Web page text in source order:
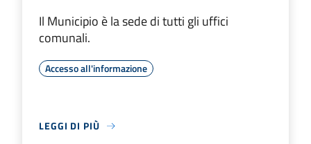
Il Municipio è la sede di tutti gli uffici
comunali.
Accesso all'informazione
LEGGI DI PIÙ